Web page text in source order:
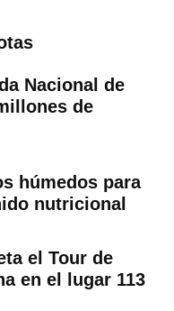
Nacional de
de
húmedos para
nutricional
el Tour de
en el lugar 113